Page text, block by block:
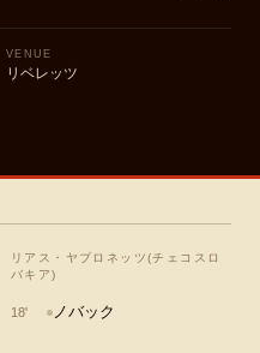
VENUE
リベレッツ
リアス・ヤブロネッツ(チェコスロ
バキア)
18' ノバック